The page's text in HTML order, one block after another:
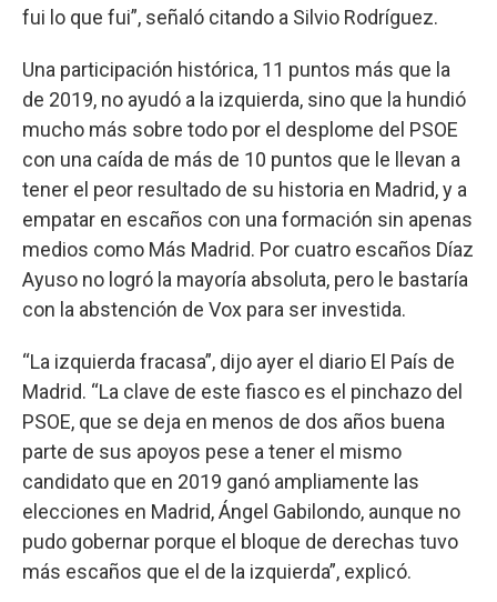
fui lo que fui”, señaló citando a Silvio Rodríguez.
Una participación histórica, 11 puntos más que la
de 2019, no ayudó a la izquierda, sino que la hundió
mucho más sobre todo por el desplome del PSOE
con una caída de más de 10 puntos que le llevan a
tener el peor resultado de su historia en Madrid, y a
empatar en escaños con una formación sin apenas
medios como Más Madrid. Por cuatro escaños Díaz
Ayuso no logró la mayoría absoluta, pero le bastaría
con la abstención de Vox para ser investida.
“La izquierda fracasa”, dijo ayer el diario El País de
Madrid. “La clave de este fiasco es el pinchazo del
PSOE, que se deja en menos de dos años buena
parte de sus apoyos pese a tener el mismo
candidato que en 2019 ganó ampliamente las
elecciones en Madrid, Ángel Gabilondo, aunque no
pudo gobernar porque el bloque de derechas tuvo
más escaños que el de la izquierda”, explicó.